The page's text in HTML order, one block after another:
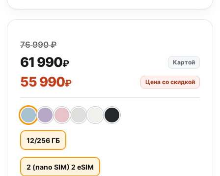
76 990 ₽
61 990₽ Картой
55 990₽ Цена со скидкой
12/256 ГБ
2 (nano SIM) 2 eSIM